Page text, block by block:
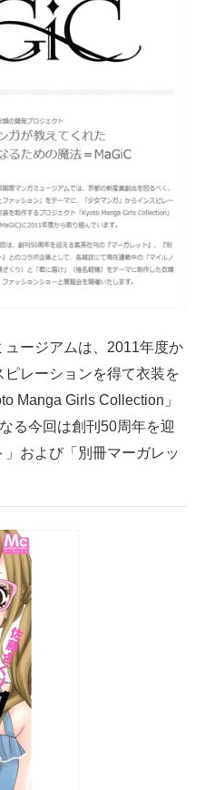
ージアムは、2011年度か
レーションを得て衣装を
Manga Girls Collection」
る今回は創刊50周年を迎
および「別冊マーガレッ